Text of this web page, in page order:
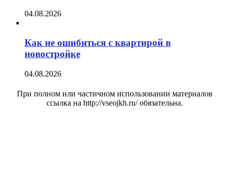
04.08.2026
Как не ошибиться с квартирой в
новостройке
04.08.2026
При полном или частичном использовании материалов
ссылка на http://vseojkh.ru/ обязательна.